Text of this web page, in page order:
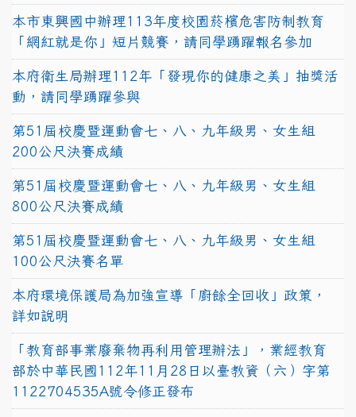
本市東興國中辦理113年度校園菸檳危害防制教育
「網紅就是你」短片競賽，請同學踴躍報名參加
本府衛生局辦理112年「發現你的健康之美」抽獎活
動，請同學踴躍參與
第51屆校慶暨運動會七、八、九年級男、女生組
200公尺決賽成績
第51屆校慶暨運動會七、八、九年級男、女生組
800公尺決賽成績
第51屆校慶暨運動會七、八、九年級男、女生組
100公尺決賽名單
本府環境保護局為加強宣導「廚餘全回收」政策，
詳如說明
「教育部事業廢棄物再利用管理辦法」，業經教育
部於中華民國112年11月28日以臺教資（六）字第
1122704535A號令修正發布